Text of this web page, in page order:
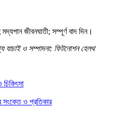
জীবনঘাতী; সম্পূর্ণ বাদ দিন।
ও সম্পাদনা: ফিটনোশন হেলথ
সংকেত ও প্রতিকার